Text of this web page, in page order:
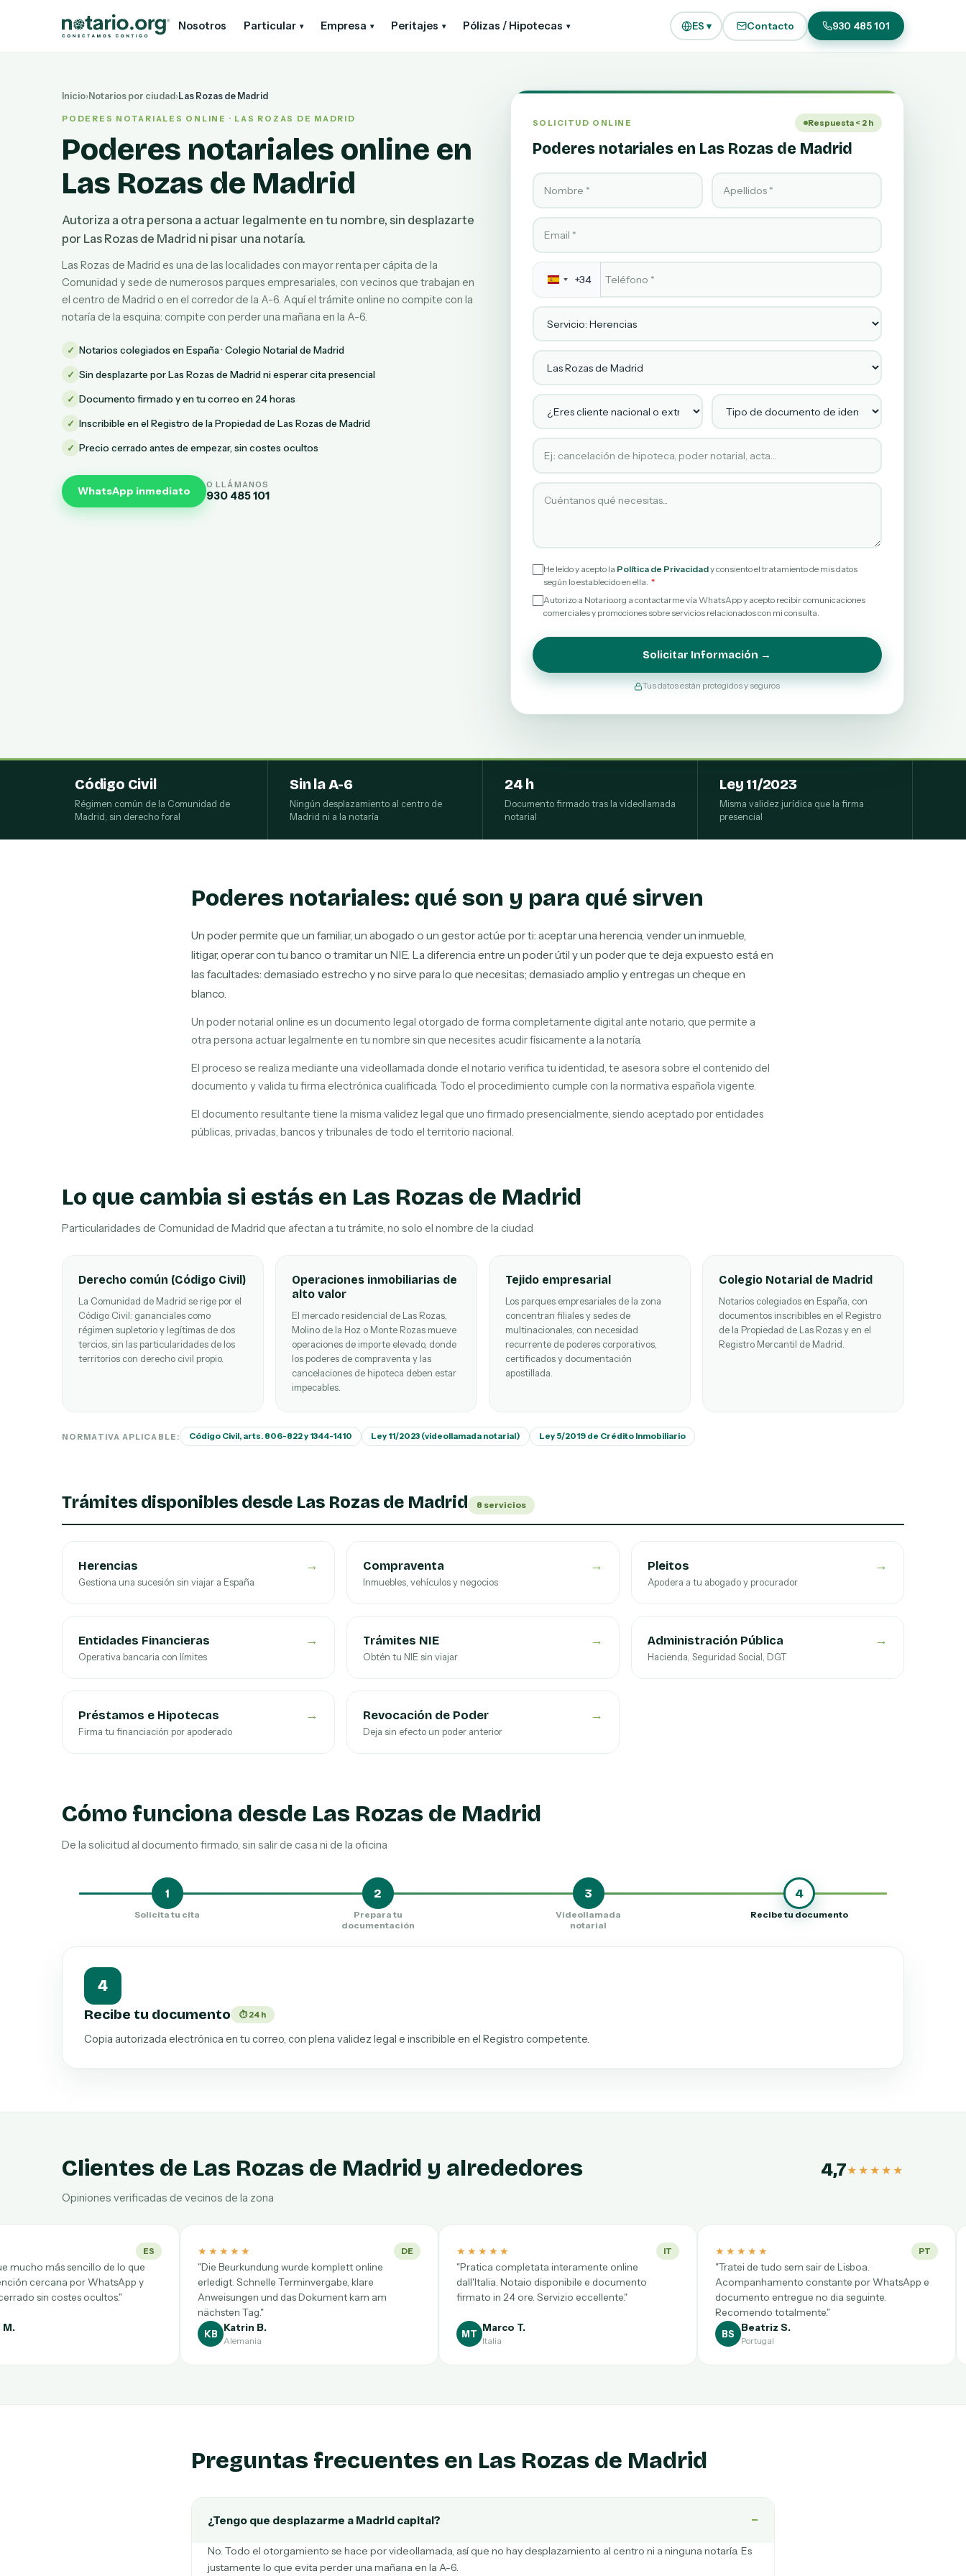
Nosotros Particular ▾ Empresa ▾ Peritajes ▾ Pólizas / Hipotecas ▾ ES ▾ Contacto 930 485 101
Inicio›Notarios por ciudad ›Las Rozas de Madrid
PODERES NOTARIALES ONLINE · LAS ROZAS DE MADRID
Poderes notariales online en
Las Rozas de Madrid
Autoriza a otra persona a actuar legalmente en tu nombre, sin desplazarte
por Las Rozas de Madrid ni pisar una notaría.
Las Rozas de Madrid es una de las localidades con mayor renta per cápita de la
Comunidad y sede de numerosos parques empresariales, con vecinos que trabajan en
el centro de Madrid o en el corredor de la A-6. Aquí el trámite online no compite con la
notaría de la esquina: compite con perder una mañana en la A-6.
✓ Notarios colegiados en España · Colegio Notarial de Madrid
✓ Sin desplazarte por Las Rozas de Madrid ni esperar cita presencial
✓ Documento firmado y en tu correo en 24 horas
✓ Inscribible en el Registro de la Propiedad de Las Rozas de Madrid
✓ Precio cerrado antes de empezar, sin costes ocultos
WhatsApp inmediato O LLÁMANOS
930 485 101
SOLICITUD ONLINE Respuesta < 2 h
Poderes notariales en Las Rozas de Madrid
Nombre Apellido
Email
Teléfono
+34
Servicio
Localidad
¿Eres cliente nacional o extranjero?Tipo de documento de identidad en vigor
Tipo de servicio solicitado
Cuéntanos qué necesitas
He leído y acepto la Política de Privacidady consiento el tratamiento de mis datos
según lo establecido en ella.
Autorizo a Notario.org a contactarme vía WhatsApp y acepto recibir comunicaciones
comerciales y promociones sobre servicios relacionados con mi consulta.
Solicitar Información →
Tus datos están protegidos y seguros
Código Civil
Régimen común de la Comunidad de
Madrid, sin derecho foral
Sin la A-6
Ningún desplazamiento al centro de
Madrid ni a la notaría
24 h
Documento firmado tras la videollamada
notarial
Ley 11/2023
Misma validez jurídica que la firma
presencial
Poderes notariales: qué son y para qué sirven
Un poder permite que un familiar, un abogado o un gestor actúe por ti: aceptar una herencia, vender un inmueble,
litigar, operar con tu banco o tramitar un NIE. La diferencia entre un poder útil y un poder que te deja expuesto está en
las facultades: demasiado estrecho y no sirve para lo que necesitas; demasiado amplio y entregas un cheque en
blanco.
Un poder notarial online es un documento legal otorgado de forma completamente digital ante notario, que permite a
otra persona actuar legalmente en tu nombre sin que necesites acudir físicamente a la notaría.
El proceso se realiza mediante una videollamada donde el notario verifica tu identidad, te asesora sobre el contenido del
documento y valida tu firma electrónica cualificada. Todo el procedimiento cumple con la normativa española vigente.
El documento resultante tiene la misma validez legal que uno firmado presencialmente, siendo aceptado por entidades
públicas, privadas, bancos y tribunales de todo el territorio nacional.
Lo que cambia si estás en Las Rozas de Madrid
Particularidades de Comunidad de Madrid que afectan a tu trámite, no solo el nombre de la ciudad
Derecho común (Código Civil)
La Comunidad de Madrid se rige por el
Código Civil: gananciales como
régimen supletorio y legítimas de dos
tercios, sin las particularidades de los
territorios con derecho civil propio.
Operaciones inmobiliarias de
alto valor
El mercado residencial de Las Rozas,
Molino de la Hoz o Monte Rozas mueve
operaciones de importe elevado, donde
los poderes de compraventa y las
cancelaciones de hipoteca deben estar
impecables.
Tejido empresarial
Los parques empresariales de la zona
concentran filiales y sedes de
multinacionales, con necesidad
recurrente de poderes corporativos,
certificados y documentación
apostillada.
Colegio Notarial de Madrid
Notarios colegiados en España, con
documentos inscribibles en el Registro
de la Propiedad de Las Rozas y en el
Registro Mercantil de Madrid.
NORMATIVA APLICABLE: Código Civil, arts. 806-822 y 1344-1410 Ley 11/2023 (videollamada notarial) Ley 5/2019 de Crédito Inmobiliario
Trámites disponibles desde Las Rozas de Madrid 8 servicios
Herencias →
Gestiona una sucesión sin viajar a España
Compraventa →
Inmuebles, vehículos y negocios
Pleitos →
Apodera a tu abogado y procurador
Entidades Financieras →
Operativa bancaria con límites
Trámites NIE →
Obtén tu NIE sin viajar
Administración Pública →
Hacienda, Seguridad Social, DGT
Préstamos e Hipotecas →
Firma tu financiación por apoderado
Revocación de Poder →
Deja sin efecto un poder anterior
Cómo funciona desde Las Rozas de Madrid
De la solicitud al documento firmado, sin salir de casa ni de la oficina
1
Solicita tu cita
2
Prepara tu
documentación
3
Videollamada
notarial
4
Recibe tu documento
4
Recibe tu documento ⏱ 24 h
Copia autorizada electrónica en tu correo, con plena validez legal e inscribible en el Registro competente.
Clientes de Las Rozas de Madrid y alrededores
Opiniones verificadas de vecinos de la zona
4,7★★★★★
y
"Die Beurkundung wurde komplett online
erledigt. Schnelle Terminvergabe, klare
Anweisungen und das Dokument kam am
"Pratica completata interamente online
dall'Italia. Notaio disponibile e documento
firmato in 24 ore. Servizio eccellente."
"Tratei de tudo sem sair de Lisboa.
Acompanhamento constante por WhatsApp e
documento entregue no dia seguinte.
"Desde CDMX pensé que
pero salió a la primera.
notario clarísimo y precio
Preguntas frecuentes en Las Rozas de Madrid
¿Tengo que desplazarme a Madrid capital? −
No. Todo el otorgamiento se hace por videollamada, así que no hay desplazamiento al centro ni a ninguna notaría. Es
justamente lo que evita perder una mañana en la A-6.